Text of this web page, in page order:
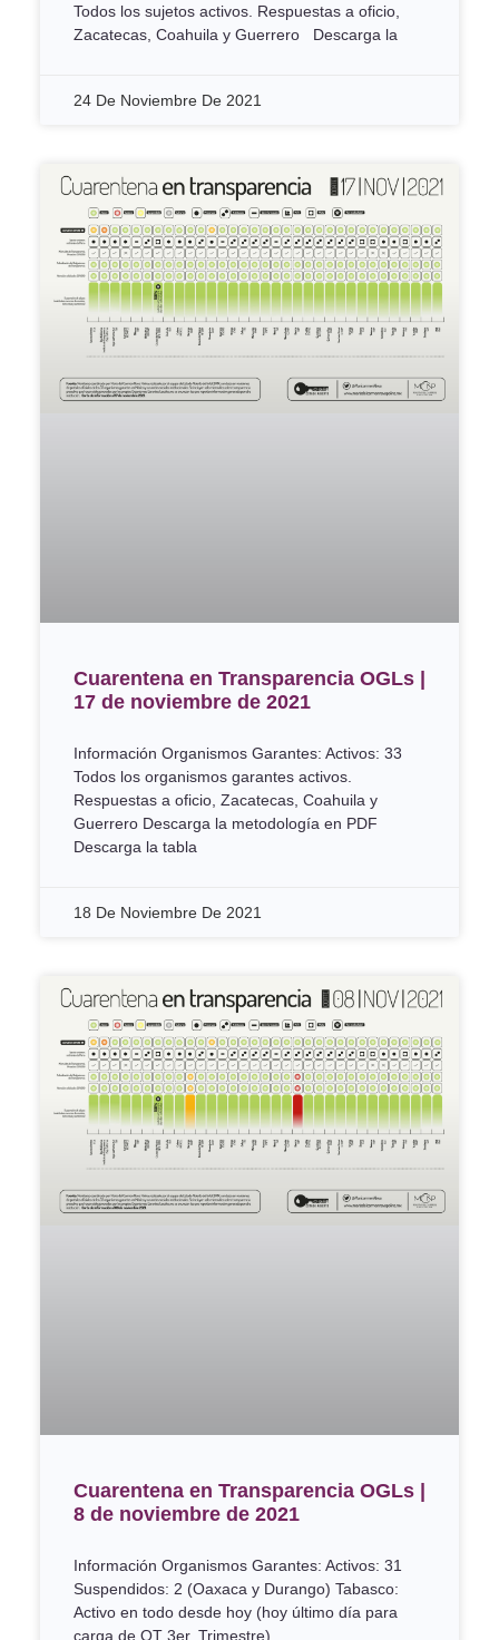
Todos los sujetos activos. Respuestas a oficio,
Zacatecas, Coahuila y Guerrero Descarga la
24 De Noviembre De 2021
Cuarentena en Transparencia OGLs |
17 de noviembre de 2021
Información Organismos Garantes: Activos: 33
Todos los organismos garantes activos.
Respuestas a oficio, Zacatecas, Coahuila y
Guerrero Descarga la metodología en PDF
Descarga la tabla
18 De Noviembre De 2021
Cuarentena en Transparencia OGLs |
8 de noviembre de 2021
Información Organismos Garantes: Activos: 31
Suspendidos: 2 (Oaxaca y Durango) Tabasco:
Activo en todo desde hoy (hoy último día para
carga de OT 3er. Trimestre)